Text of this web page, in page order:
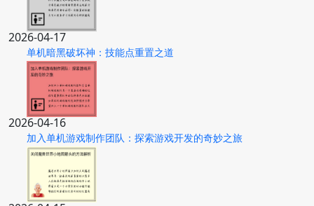
2026-04-17
单机暗黑破坏神：技能点重置之道
2026-04-16
加入单机游戏制作团队：探索游戏开发的奇妙之旅